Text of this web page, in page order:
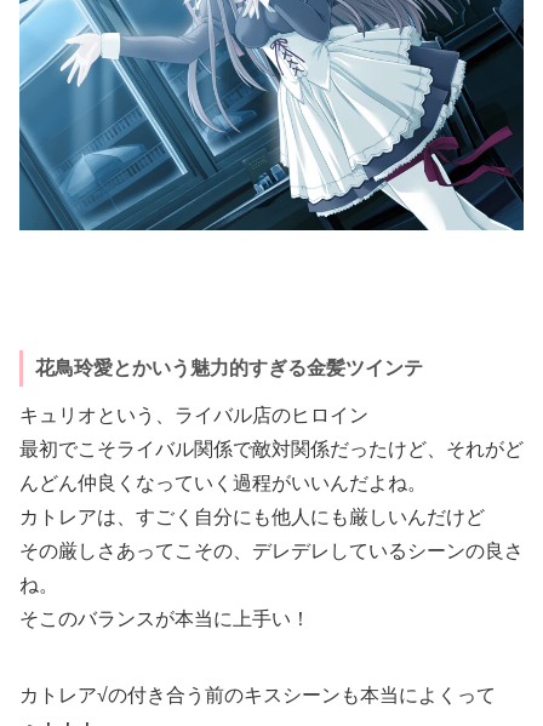
花鳥玲愛とかいう魅力的すぎる金髪ツインテ
キュリオという、ライバル店のヒロイン
最初でこそライバル関係で敵対関係だったけど、それがど
んどん仲良くなっていく過程がいいんだよね。
カトレアは、すごく自分にも他人にも厳しいんだけど
その厳しさあってこその、デレデレしているシーンの良さ
ね。
そこのバランスが本当に上手い！
カトレア√の付き合う前のキスシーンも本当によくって